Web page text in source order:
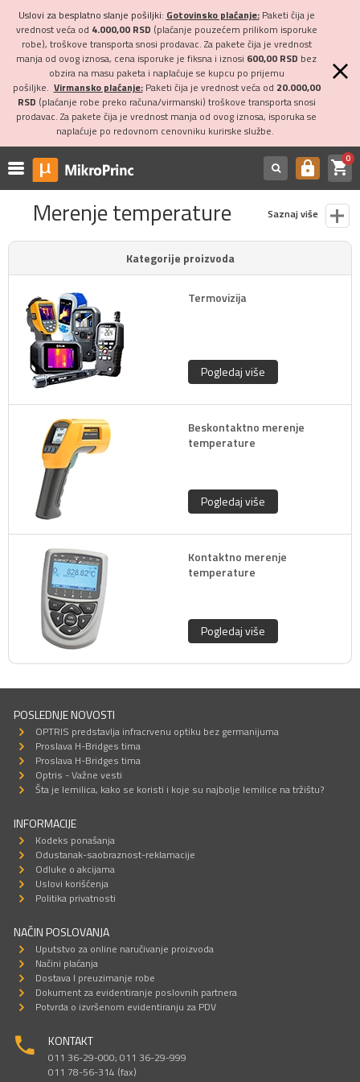
Uslovi za besplatno slanje pošiljki: Gotovinsko plaćanje:Paketi čija je
vrednost veća od 4.000,00 RSD (plaćanje pouzećem prilikom isporuke
robe), troškove transporta snosi prodavac. Za pakete čija je vrednost
manja od ovog iznosa, cena isporuke je fiksna i iznosi 600,00 RSD bez
obzira na masu paketa i naplaćuje se kupcu po prijemu
pošiljke. Virmansko plaćanje:Paketi čija je vrednost veća od 20.000,00
RSD (plaćanje robe preko računa/virmanski) troškove transporta snosi
prodavac. Za pakete čija je vrednost manja od ovog iznosa, isporuka se
naplaćuje po redovnom cenovniku kurirske službe.
https shopping_cart0
Merenje temperature Saznaj više
Kategorije proizvoda
Termovizija
Pogledaj više
Beskontaktno merenje
temperature
Pogledaj više
Kontaktno merenje
temperature
Pogledaj više
POSLEDNJE NOVOSTI
OPTRIS predstavlja infracrvenu optiku bez germanijuma
Proslava H-Bridges tima
Proslava H-Bridges tima
Optris - Važne vesti
Šta je lemilica, kako se koristi i koje su najbolje lemilice na tržištu?
INFORMACIJE
Kodeks ponašanja
Odustanak-saobraznost-reklamacije
Odluke o akcijama
Uslovi korišćenja
Politika privatnosti
NAČIN POSLOVANJA
Uputstvo za online naručivanje proizvoda
Načini plaćanja
Dostava I preuzimanje robe
Dokument za evidentiranje poslovnih partnera
Potvrda o izvršenom evidentiranju za PDV
KONTAKT
011 36-29-000; 011 36-29-999
011 78-56-314 (fax)